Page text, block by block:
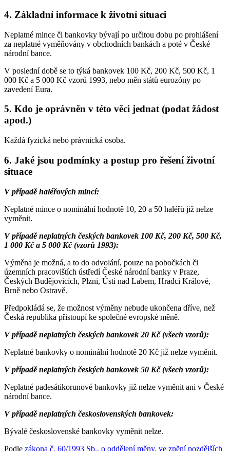
4. Základní informace k životní situaci
Neplatné mince či bankovky bývají po určitou dobu po prohlášení
za neplatné vyměňovány v obchodních bankách a poté v České
národní bance.
V poslední době se to týká bankovek 100 Kč, 200 Kč, 500 Kč, 1
000 Kč a 5 000 Kč vzorů 1993, nebo měn států eurozóny po
zavedení Eura.
5. Kdo je oprávněn v této věci jednat (podat žádost
apod.)
Každá fyzická nebo právnická osoba.
6. Jaké jsou podmínky a postup pro řešení životní
situace
V případě haléřových mincí:
Neplatné mince o nominální hodnotě 10, 20 a 50 haléřů již nelze
vyměnit.
V případě neplatných českých bankovek 100 Kč, 200 Kč, 500 Kč,
1 000 Kč a 5 000 Kč (vzorů 1993):
Výměna je možná, a to do odvolání, pouze na pobočkách či
územních pracovištích ústředí České národní banky v Praze,
Českých Budějovicích, Plzni, Ústí nad Labem, Hradci Králové,
Brně nebo Ostravě.
Předpokládá se, že možnost výměny nebude ukončena dříve, než
Česká republika přistoupí ke společné evropské měně.
V případě neplatných českých bankovek 20 Kč (všech vzorů):
Neplatné bankovky o nominální hodnotě 20 Kč již nelze vyměnit.
V případě neplatných českých bankovek 50 Kč (všech vzorů):
Neplatné padesátikorunové bankovky již nelze vyměnit ani v České
národní bance.
V případě neplatných československých bankovek:
Bývalé československé bankovky vyměnit nelze.
Podle zákona č. 60/1993 Sb., o oddělení měny, ve znění pozdějších